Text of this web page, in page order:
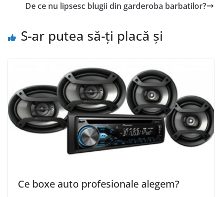
De ce nu lipsesc blugii din garderoba barbatilor?
S-ar putea să-ți placă și
Ce boxe auto profesionale alegem?